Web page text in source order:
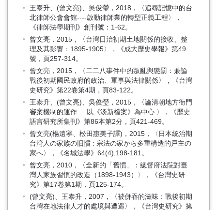
王泰升、(曾文亮)、吳俊瑩，2018，〈追尋記憶中的台
北律師公會會館----啟動律師業的轉型正義工程〉，
《律師法學期刊》創刊號：1-62。
曾文亮，2015，〈台灣日治初期土地關係的接收、整
理及其影響：1895-1905〉，《成大歷史學報》第49
號，頁257-314。
曾文亮，2015，〈二二八事件中的叛亂與懲罰：兼論
戰後初期國民政府的政治、軍事與法律關係〉，《台灣
史研究》第22卷第4期，頁83-122。
王泰升、(曾文亮)、吳俊瑩，2015，〈論清朝地方衙門
審案機制的運作──以《淡新檔案》為中心 〉，《歷史
語言研究所集刊》第86本第2分，頁421-469。
曾文亮(楊遠寧、松田惠美子譯)，2015，〈日本統治期
台湾人の家族の旧慣 : 宗法の家から多重構造的戸主の
家へ〉，《名城法學》64(4),198-181。
曾文亮，2010，〈全新的「舊慣」：總督府法院對臺
灣人家族習慣的改造（1898-1943）〉，《台灣史研
究》第17卷第1期，頁125-174。
(曾文亮)、王泰升，2007，〈被併吞的滋味：戰後初期
台灣在地法律人才的處境與遭遇〉，《台灣史研究》第